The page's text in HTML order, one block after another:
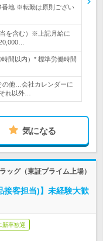
番地 ※転勤は原則ござい
を含む）※上記月給に
間以内）* 標準労働時間
の他…会社カレンダーに
れ以外…
気になる
ッグ（東証プライム上場）
接客担当)】未経験大歓
新卒歓迎